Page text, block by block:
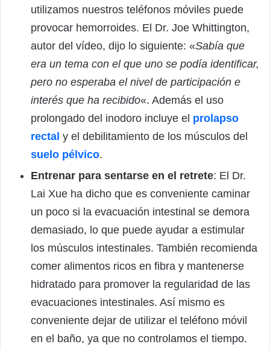
utilizamos nuestros teléfonos móviles puede
provocar hemorroides. El Dr. Joe Whittington,
autor del vídeo, dijo lo siguiente: «Sabía que
era un tema con el que uno se podía identificar,
pero no esperaba el nivel de participación e
interés que ha recibido«. Además el uso
prolongado del inodoro incluye el prolapso
rectal y el debilitamiento de los músculos del
suelo pélvico.
Entrenar para sentarse en el retrete: El Dr.
Lai Xue ha dicho que es conveniente caminar
un poco si la evacuación intestinal se demora
demasiado, lo que puede ayudar a estimular
los músculos intestinales. También recomienda
comer alimentos ricos en fibra y mantenerse
hidratado para promover la regularidad de las
evacuaciones intestinales. Así mismo es
conveniente dejar de utilizar el teléfono móvil
en el baño, ya que no controlamos el tiempo.